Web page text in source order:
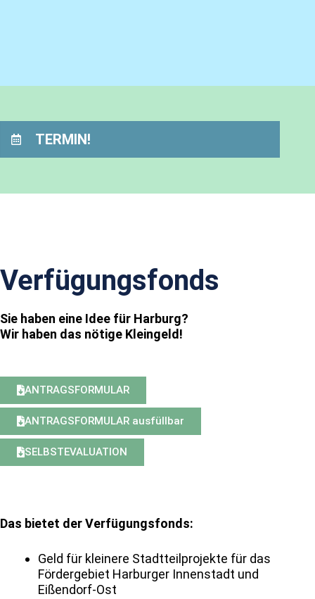
TERMIN!
Verfügungsfonds
Sie haben eine Idee für Harburg?
Wir haben das nötige Kleingeld!
ANTRAGSFORMULAR
ANTRAGSFORMULAR ausfüllbar
SELBSTEVALUATION
Das bietet der Verfügungsfonds:
Geld für kleinere Stadtteilprojekte für das
Fördergebiet Harburger Innenstadt und
Eißendorf-Ost